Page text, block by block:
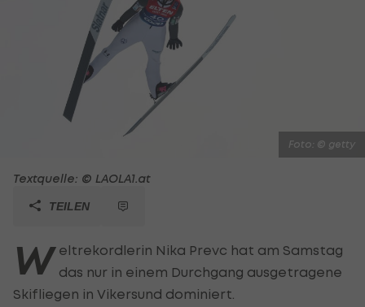
Foto: © getty
Textquelle: © LAOLA1.at
TEILEN
W eltrekordlerin Nika Prevc hat am Samstag
das nur in einem Durchgang ausgetragene
Skifliegen in Vikersund dominiert.